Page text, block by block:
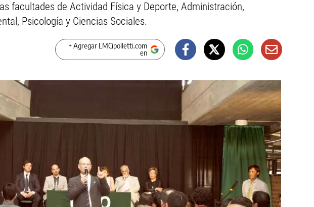
facultades de Actividad Física y Deporte, Administración,
Psicología y Ciencias Sociales.
+ Agregar LMCipolletti.com
en